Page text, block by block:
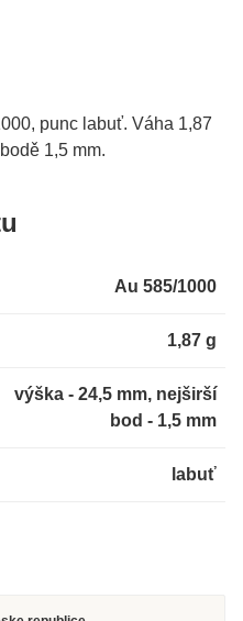
punc labuť. Váha 1,87
1,5 mm.
Au 585/1000
1,87 g
výška - 24,5 mm, nejširší
bod - 1,5 mm
labuť